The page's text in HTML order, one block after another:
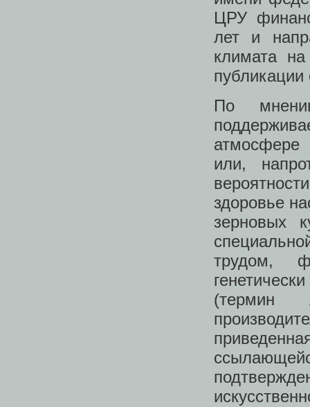
ЦРУ
лет и
климата
По
атмосфере
или,
здоровье
зерновых
трудом,
(термин